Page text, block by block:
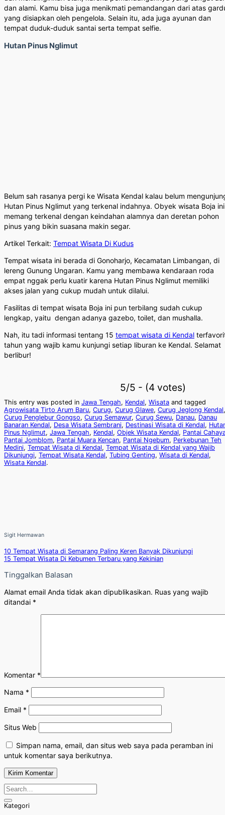
dan alami. Kamu bisa juga menikmati pemandangan dari atas
yang disiapkan oleh pengelola. Selain itu, ada juga ayunan dan
tempat duduk-duduk santai serta tempat selfie.
Hutan Pinus Nglimut
Belum sah rasanya pergi ke Wisata Kendal kalau belum
Hutan Pinus Nglimut yang terkenal indahnya. Obyek wisata Boja ini
memang terkenal dengan keindahan alamnya dan deretan pohon
pinus yang bikin suasana makin segar.
Artikel Terkait: Tempat Wisata Di Kudus
Tempat wisata ini berada di Gonoharjo, Kecamatan Limbangan, di
lereng Gunung Ungaran. Kamu yang membawa kendaraan roda
empat nggak perlu kuatir karena Hutan Pinus Nglimut memiliki
akses jalan yang cukup mudah untuk dilalui.
Fasilitas di tempat wisata Boja ini pun terbilang sudah cukup
lengkap, yaitu dengan adanya gazebo, toilet, dan mushalla.
Nah, itu tadi informasi tentang 15 tempat wisata di Kendal
tahun yang wajib kamu kunjungi setiap liburan ke Kendal. Selamat
berlibur!
5/5 - (4 votes)
This entry was posted in Jawa Tengah, Kendal, Wisata and tagged
Agrowisata Tirto Arum Baru, Curug, Curug Glawe, Curug Jeglong Kendal,
Curug Penglebur Gongso, Curug Semawur, Curug Sewu, Danau, Danau
Banaran Kendal, Desa Wisata Sembrani, Destinasi Wisata di Kendal,
Pinus Nglimut, Jawa Tengah, Kendal, Objek Wisata Kendal, Pantai
Pantai Jomblom, Pantai Muara Kencan, Pantai Ngebum, Perkebunan Teh
Medini, Tempat Wisata di Kendal, Tempat Wisata di Kendal yang Wajib
Dikunjungi, Tempat Wisata Kendal, Tubing Genting, Wisata di Kendal,
Wisata Kendal.
Sigit Hermawan
10 Tempat Wisata di Semarang Paling Keren Banyak Dikunjungi
15 Tempat Wisata Di Kebumen Terbaru yang Kekinian
Tinggalkan Balasan
Alamat email Anda tidak akan dipublikasikan. Ruas yang wajib
ditandai *
Komentar *
Nama *
Email *
Situs Web
Simpan nama, email, dan situs web saya pada peramban ini
untuk komentar saya berikutnya.
Kategori